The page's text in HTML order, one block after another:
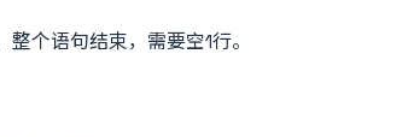
个语句结束，需要空1行。